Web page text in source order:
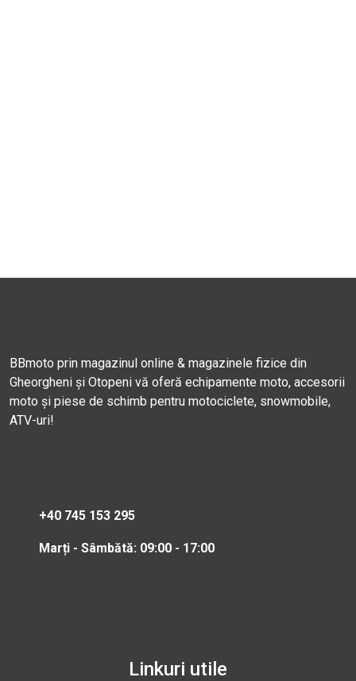
BBmoto prin magazinul online & magazinele fizice din
Gheorgheni și Otopeni vă oferă echipamente moto, accesorii
moto și piese de schimb pentru motociclete, snowmobile,
ATV-uri!
+40 745 153 295
Marți - Sâmbătă: 09:00 - 17:00
Linkuri utile